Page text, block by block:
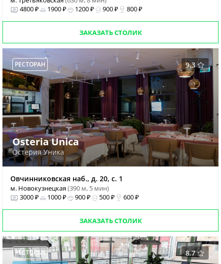
4800 ₽
1900 ₽ 1200 ₽ 900 ₽ 800 ₽
ЗАКАЗАТЬ СТОЛИК
9.3
РЕСТОРАН
Osteria Unica
Остерия Уника
Овчинниковская наб., д. 20, с. 1
м. Новокузнецкая(390 м, 5 мин)
3000 ₽
1000 ₽ 900 ₽ 500 ₽ 600 ₽
ЗАКАЗАТЬ СТОЛИК
8.7
РЕСТОРАН